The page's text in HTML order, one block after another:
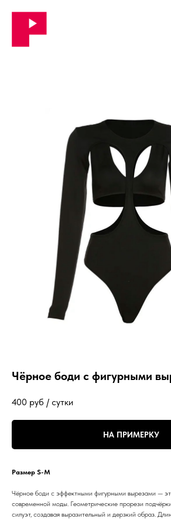
Чёрное боди с фигурными
400 руб / сутки
НА ПРИМЕРКУ
Размер S-M
Чёрное боди с эффектными фигурными вырезами —
современной моды. Геометрические прорези
силуэт, создавая выразительный и дерзкий образ.